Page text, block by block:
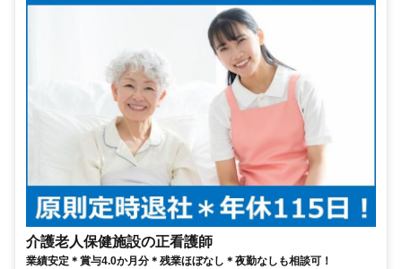
介護老人保健施設の正看護師
業績安定＊賞与4.0か月分＊残業ほぼなし＊夜勤なしも相談可！